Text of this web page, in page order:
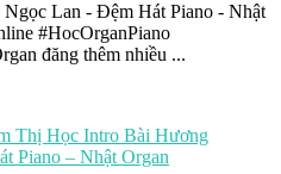
Lan - Đệm Hát Piano - Nhật
#HocOrganPiano
đăng thêm nhiều ...